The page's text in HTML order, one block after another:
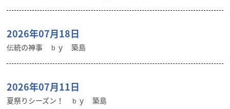
2026年07月18日
伝統の神事 ｂｙ 築島
2026年07月11日
夏祭りシーズン！ ｂｙ 築島